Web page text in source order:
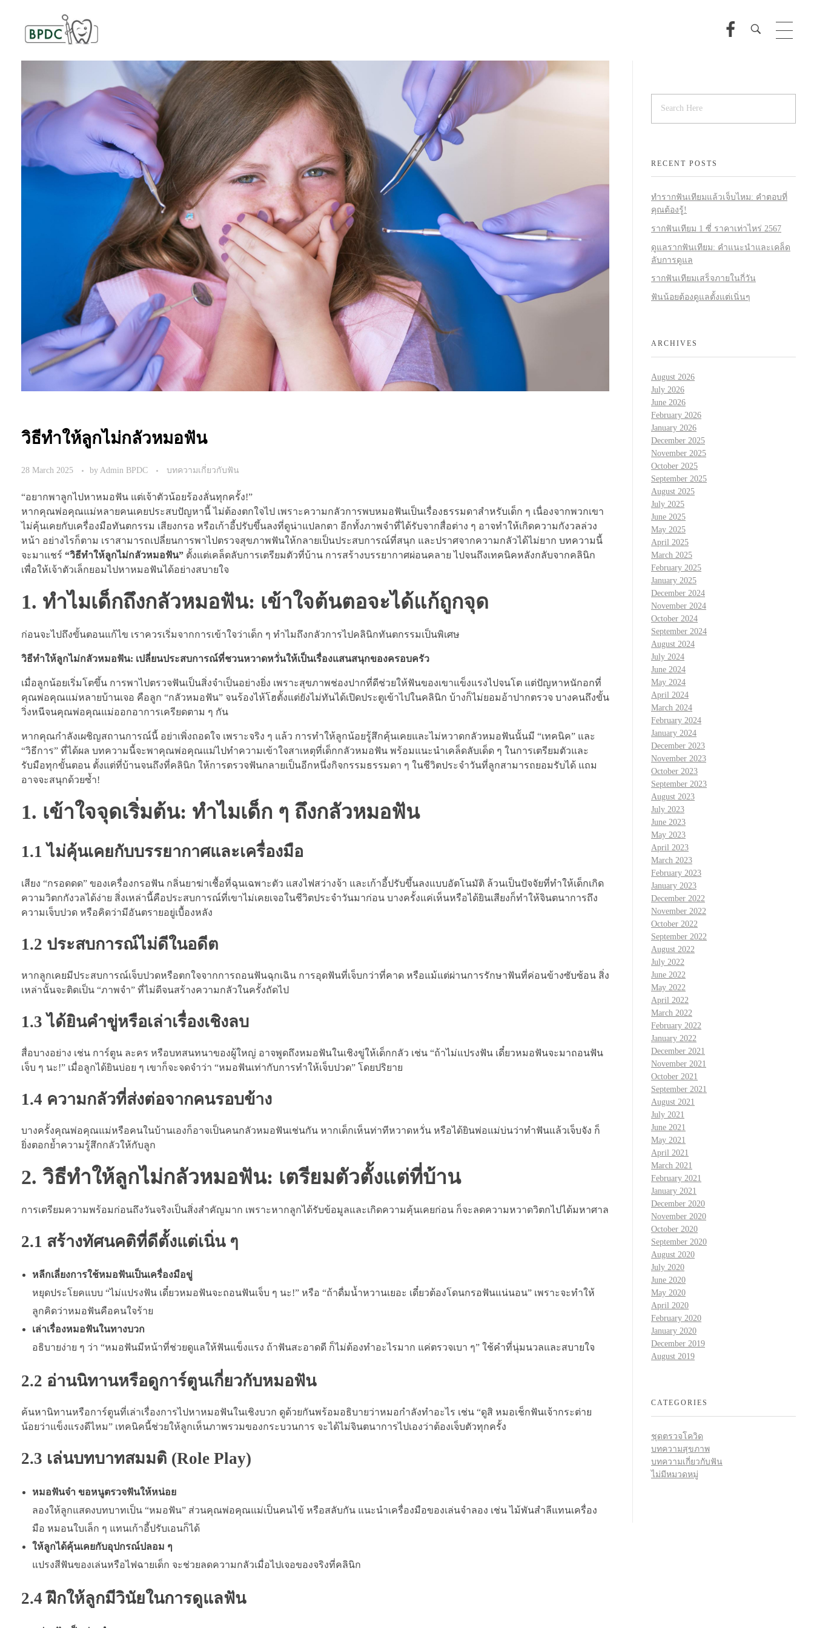
วิธีทำให้ลูกไม่กลัวหมอฟัน
28 March 2025 by Admin BPDC บทความเกี่ยวกับฟัน
“อยากพาลูกไปหาหมอฟัน แต่เจ้าตัวน้อยร้องลั่นทุกครั้ง!”
หากคุณพ่อคุณแม่หลายคนเคยประสบปัญหานี้ ไม่ต้องตกใจไป เพราะความกลัวการพบหมอฟันเป็นเรื่องธรรมดาสำหรับเด็ก ๆ เนื่องจากพวกเขา
ไม่คุ้นเคยกับเครื่องมือทันตกรรม เสียงกรอ หรือเก้าอี้ปรับขึ้นลงที่ดูน่าแปลกตา อีกทั้งภาพจำที่ได้รับจากสื่อต่าง ๆ อาจทำให้เกิดความกังวลล่วง
หน้า อย่างไรก็ตาม เราสามารถเปลี่ยนการพาไปตรวจสุขภาพฟันให้กลายเป็นประสบการณ์ที่สนุก และปราศจากความกลัวได้ไม่ยาก บทความนี้
จะมาแชร์ “วิธีทำให้ลูกไม่กลัวหมอฟัน” ตั้งแต่เคล็ดลับการเตรียมตัวที่บ้าน การสร้างบรรยากาศผ่อนคลาย ไปจนถึงเทคนิคหลังกลับจากคลินิก
เพื่อให้เจ้าตัวเล็กยอมไปหาหมอฟันได้อย่างสบายใจ
1. ทำไมเด็กถึงกลัวหมอฟัน: เข้าใจต้นตอจะได้แก้ถูกจุด
ก่อนจะไปถึงขั้นตอนแก้ไข เราควรเริ่มจากการเข้าใจว่าเด็ก ๆ ทำไมถึงกลัวการไปคลินิกทันตกรรมเป็นพิเศษ
วิธีทำให้ลูกไม่กลัวหมอฟัน: เปลี่ยนประสบการณ์ที่ชวนหวาดหวั่นให้เป็นเรื่องแสนสนุกของครอบครัว
เมื่อลูกน้อยเริ่มโตขึ้น การพาไปตรวจฟันเป็นสิ่งจำเป็นอย่างยิ่ง เพราะสุขภาพช่องปากที่ดีช่วยให้ฟันของเขาแข็งแรงไปจนโต แต่ปัญหาหนักอกที่
คุณพ่อคุณแม่หลายบ้านเจอ คือลูก “กลัวหมอฟัน” จนร้องไห้โฮตั้งแต่ยังไม่ทันได้เปิดประตูเข้าไปในคลินิก บ้างก็ไม่ยอมอ้าปากตรวจ บางคนถึงขั้น
วิ่งหนีจนคุณพ่อคุณแม่ออกอาการเครียดตาม ๆ กัน
หากคุณกำลังเผชิญสถานการณ์นี้ อย่าเพิ่งถอดใจ เพราะจริง ๆ แล้ว การทำให้ลูกน้อยรู้สึกคุ้นเคยและไม่หวาดกลัวหมอฟันนั้นมี “เทคนิค” และ
“วิธีการ” ที่ได้ผล บทความนี้จะพาคุณพ่อคุณแม่ไปทำความเข้าใจสาเหตุที่เด็กกลัวหมอฟัน พร้อมแนะนำเคล็ดลับเด็ด ๆ ในการเตรียมตัวและ
รับมือทุกขั้นตอน ตั้งแต่ที่บ้านจนถึงที่คลินิก ให้การตรวจฟันกลายเป็นอีกหนึ่งกิจกรรมธรรมดา ๆ ในชีวิตประจำวันที่ลูกสามารถยอมรับได้ แถม
อาจจะสนุกด้วยซ้ำ!
1. เข้าใจจุดเริ่มต้น: ทำไมเด็ก ๆ ถึงกลัวหมอฟัน
1.1 ไม่คุ้นเคยกับบรรยากาศและเครื่องมือ
เสียง “กรอดดด” ของเครื่องกรอฟัน กลิ่นยาฆ่าเชื้อที่ฉุนเฉพาะตัว แสงไฟสว่างจ้า และเก้าอี้ปรับขึ้นลงแบบอัตโนมัติ ล้วนเป็นปัจจัยที่ทำให้เด็กเกิด
ความวิตกกังวลได้ง่าย สิ่งเหล่านี้คือประสบการณ์ที่เขาไม่เคยเจอในชีวิตประจำวันมาก่อน บางครั้งแค่เห็นหรือได้ยินเสียงก็ทำให้จินตนาการถึง
ความเจ็บปวด หรือคิดว่ามีอันตรายอยู่เบื้องหลัง
1.2 ประสบการณ์ไม่ดีในอดีต
หากลูกเคยมีประสบการณ์เจ็บปวดหรือตกใจจากการถอนฟันฉุกเฉิน การอุดฟันที่เจ็บกว่าที่คาด หรือแม้แต่ผ่านการรักษาฟันที่ค่อนข้างซับซ้อน สิ่ง
เหล่านั้นจะติดเป็น “ภาพจำ” ที่ไม่ดีจนสร้างความกลัวในครั้งถัดไป
1.3 ได้ยินคำขู่หรือเล่าเรื่องเชิงลบ
สื่อบางอย่าง เช่น การ์ตูน ละคร หรือบทสนทนาของผู้ใหญ่ อาจพูดถึงหมอฟันในเชิงขู่ให้เด็กกลัว เช่น “ถ้าไม่แปรงฟัน เดี๋ยวหมอฟันจะมาถอนฟัน
เจ็บ ๆ นะ!” เมื่อลูกได้ยินบ่อย ๆ เขาก็จะจดจำว่า “หมอฟันเท่ากับการทำให้เจ็บปวด” โดยปริยาย
1.4 ความกลัวที่ส่งต่อจากคนรอบข้าง
บางครั้งคุณพ่อคุณแม่หรือคนในบ้านเองก็อาจเป็นคนกลัวหมอฟันเช่นกัน หากเด็กเห็นท่าทีหวาดหวั่น หรือได้ยินพ่อแม่บ่นว่าทำฟันแล้วเจ็บจัง ก็
ยิ่งตอกย้ำความรู้สึกกลัวให้กับลูก
2. วิธีทำให้ลูกไม่กลัวหมอฟัน: เตรียมตัวตั้งแต่ที่บ้าน
การเตรียมความพร้อมก่อนถึงวันจริงเป็นสิ่งสำคัญมาก เพราะหากลูกได้รับข้อมูลและเกิดความคุ้นเคยก่อน ก็จะลดความหวาดวิตกไปได้มหาศาล
2.1 สร้างทัศนคติที่ดีตั้งแต่เนิ่น ๆ
หลีกเลี่ยงการใช้หมอฟันเป็นเครื่องมือขู่
หยุดประโยคแบบ “ไม่แปรงฟัน เดี๋ยวหมอฟันจะถอนฟันเจ็บ ๆ นะ!” หรือ “ถ้าดื่มน้ำหวานเยอะ เดี๋ยวต้องโดนกรอฟันแน่นอน” เพราะจะทำให้
ลูกคิดว่าหมอฟันคือคนใจร้าย
เล่าเรื่องหมอฟันในทางบวก
อธิบายง่าย ๆ ว่า “หมอฟันมีหน้าที่ช่วยดูแลให้ฟันแข็งแรง ถ้าฟันสะอาดดี ก็ไม่ต้องทำอะไรมาก แค่ตรวจเบา ๆ” ใช้คำที่นุ่มนวลและสบายใจ
2.2 อ่านนิทานหรือดูการ์ตูนเกี่ยวกับหมอฟัน
ค้นหานิทานหรือการ์ตูนที่เล่าเรื่องการไปหาหมอฟันในเชิงบวก ดูด้วยกันพร้อมอธิบายว่าหมอกำลังทำอะไร เช่น “ดูสิ หมอเช็กฟันเจ้ากระต่าย
น้อยว่าแข็งแรงดีไหม” เทคนิคนี้ช่วยให้ลูกเห็นภาพรวมของกระบวนการ จะได้ไม่จินตนาการไปเองว่าต้องเจ็บตัวทุกครั้ง
2.3 เล่นบทบาทสมมติ (Role Play)
หมอฟันจ๋า ขอหนูตรวจฟันให้หน่อย
ลองให้ลูกแสดงบทบาทเป็น “หมอฟัน” ส่วนคุณพ่อคุณแม่เป็นคนไข้ หรือสลับกัน แนะนำเครื่องมือของเล่นจำลอง เช่น ไม้พันสำลีแทนเครื่อง
มือ หมอนใบเล็ก ๆ แทนเก้าอี้ปรับเอนก็ได้
ให้ลูกได้คุ้นเคยกับอุปกรณ์ปลอม ๆ
แปรงสีฟันของเล่นหรือไฟฉายเด็ก จะช่วยลดความกลัวเมื่อไปเจอของจริงที่คลินิก
2.4 ฝึกให้ลูกมีวินัยในการดูแลฟัน
RECENT POSTS
ทำรากฟันเทียมแล้วเจ็บไหม: คำตอบที่
คุณต้องรู้!
รากฟันเทียม 1 ซี่ ราคาเท่าไหร่ 2567
ดูแลรากฟันเทียม: คำแนะนำและเคล็ด
ลับการดูแล
รากฟันเทียมเสร็จภายในกี่วัน
ฟันน้อยต้องดูแลตั้งแต่เนิ่นๆ
ARCHIVES
August 2026
July 2026
June 2026
February 2026
January 2026
December 2025
November 2025
October 2025
September 2025
August 2025
July 2025
June 2025
May 2025
April 2025
March 2025
February 2025
January 2025
December 2024
November 2024
October 2024
September 2024
August 2024
July 2024
June 2024
May 2024
April 2024
March 2024
February 2024
January 2024
December 2023
November 2023
October 2023
September 2023
August 2023
July 2023
June 2023
May 2023
April 2023
March 2023
February 2023
January 2023
December 2022
November 2022
October 2022
September 2022
August 2022
July 2022
June 2022
May 2022
April 2022
March 2022
February 2022
January 2022
December 2021
November 2021
October 2021
September 2021
August 2021
July 2021
June 2021
May 2021
April 2021
March 2021
February 2021
January 2021
December 2020
November 2020
October 2020
September 2020
August 2020
July 2020
June 2020
May 2020
April 2020
February 2020
January 2020
December 2019
August 2019
CATEGORIES
ชุดตรวจโควิด
บทความสุขภาพ
บทความเกี่ยวกับฟัน
ไม่มีหมวดหมู่